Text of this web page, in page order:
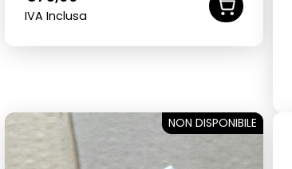
IVA Inclusa
SOLD OUT
NON DISPONIBILE